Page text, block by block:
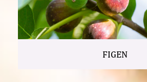
FIGEN